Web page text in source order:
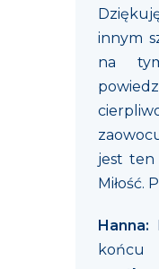
innym
na
jest ten
Miłość.
Hanna: